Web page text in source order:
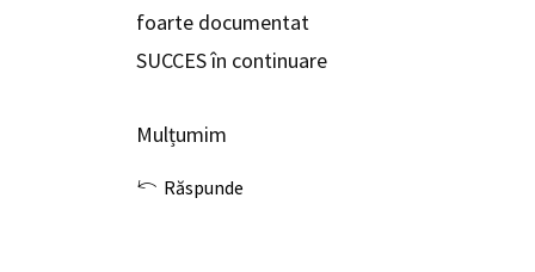
foarte documentat
SUCCES în continuare
Mulțumim
Răspunde